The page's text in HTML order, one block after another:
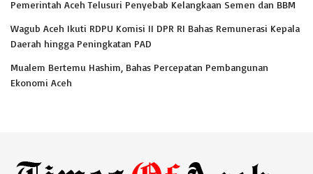
Pemerintah Aceh Telusuri Penyebab Kelangkaan Semen dan BBM
Wagub Aceh Ikuti RDPU Komisi II DPR RI Bahas Remunerasi Kepala
Daerah hingga Peningkatan PAD
Mualem Bertemu Hashim, Bahas Percepatan Pembangunan
Ekonomi Aceh